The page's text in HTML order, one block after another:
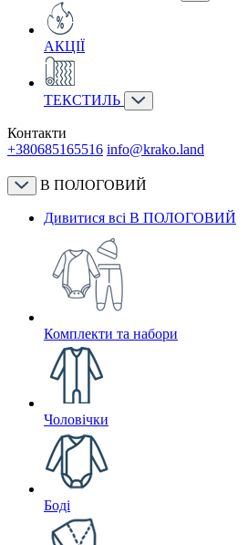
АКЦІЇ
ТЕКСТИЛЬ
Контакти
+380685165516 info@krako.land
В ПОЛОГОВИЙ
Дивитися всі В ПОЛОГОВИЙ
Комплекти та набори
Чоловічки
Боді